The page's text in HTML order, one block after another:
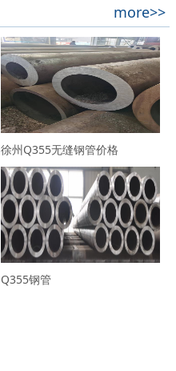
more>>
徐州Q355无缝钢管价格
Q355钢管